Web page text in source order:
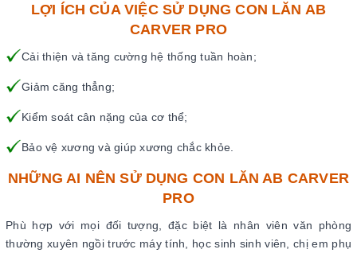
LỢI ÍCH CỦA VIỆC SỬ DỤNG CON LĂN AB
CARVER PRO
Cải thiện và tăng cường hệ thống tuần hoàn;
Giảm căng thẳng;
Kiểm soát cân nặng của cơ thể;
Bảo vệ xương và giúp xương chắc khỏe.
NHỮNG AI NÊN SỬ DỤNG CON LĂN AB CARVER
PRO
Phù hợp với mọi đối tượng, đặc biệt là nhân viên văn phòng
thường xuyên ngồi trước máy tính, học sinh sinh viên, chị em phụ